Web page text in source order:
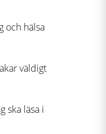
och hälsa
väldigt
ska läsa i